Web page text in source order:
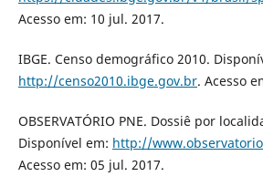
Acesso em: 10 jul. 2017.
IBGE. Censo demográfico 2010.
http://censo2010.ibge.gov.br. Acesso
OBSERVATÓRIO PNE. Dossiê por
Disponível em: http://
Acesso em: 05 jul. 2017.